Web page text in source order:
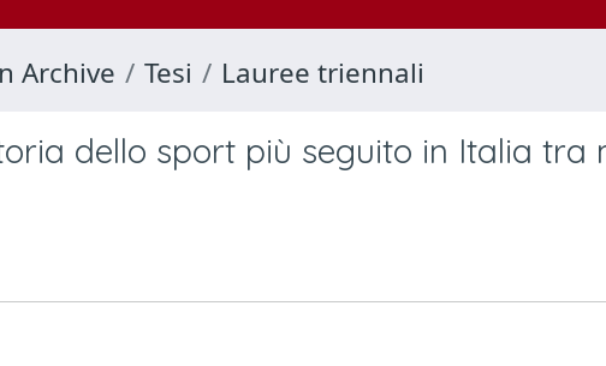
Archive Tesi Lauree triennali
dello sport più seguito in Italia tra